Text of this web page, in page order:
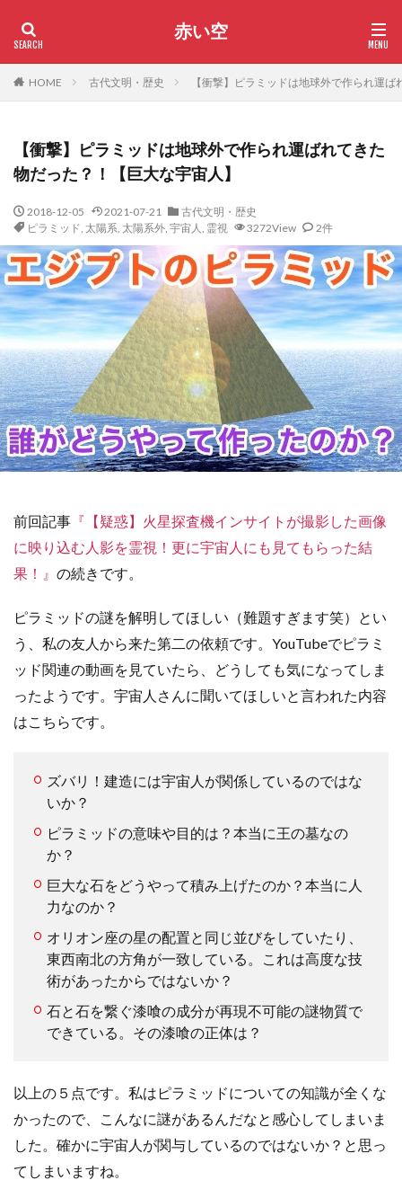
赤い空
HOME 古代文明・歴史 【衝撃】ピラミッドは地球外で作られ運
【衝撃】ピラミッドは地球外で作られ運ばれてきた
物だった？！【巨大な宇宙人】
2018-12-05 2021-07-21
古代文明・歴史
ピラミッド, 太陽系, 太陽系外, 宇宙人, 霊視 3272View 2件
前回記事 『【疑惑】火星探査機インサイトが撮影した画像
に映り込む人影を霊視！更に宇宙人にも見てもらった結
果！』 の続きです。
ピラミッドの謎を解明してほしい（難題すぎます笑）とい
う、私の友人から来た第二の依頼です。 YouTubeでピラミ
ッド関連の動画を見ていたら、どうしても気になってしま
ったようです。宇宙人さんに聞いてほしいと言われた内容
はこちらです。
ズバリ！建造には宇宙人が関係しているのではな
いか？
ピラミッドの意味や目的は？本当に王の墓なの
か？
巨大な石をどうやって積み上げたのか？本当に人
力なのか？
オリオン座の星の配置と同じ並びをしていたり、
東西南北の方角が一致している。これは高度な技
術があったからではないか？
石と石を繋ぐ漆喰の成分が再現不可能の謎物質で
できている。その漆喰の正体は？
以上の５点です。私はピラミッドについての知識が全くな
かったので、こんなに謎があるんだなと感心してしまいま
した。確かに宇宙人が関与しているのではないか？と思っ
てしまいますね。